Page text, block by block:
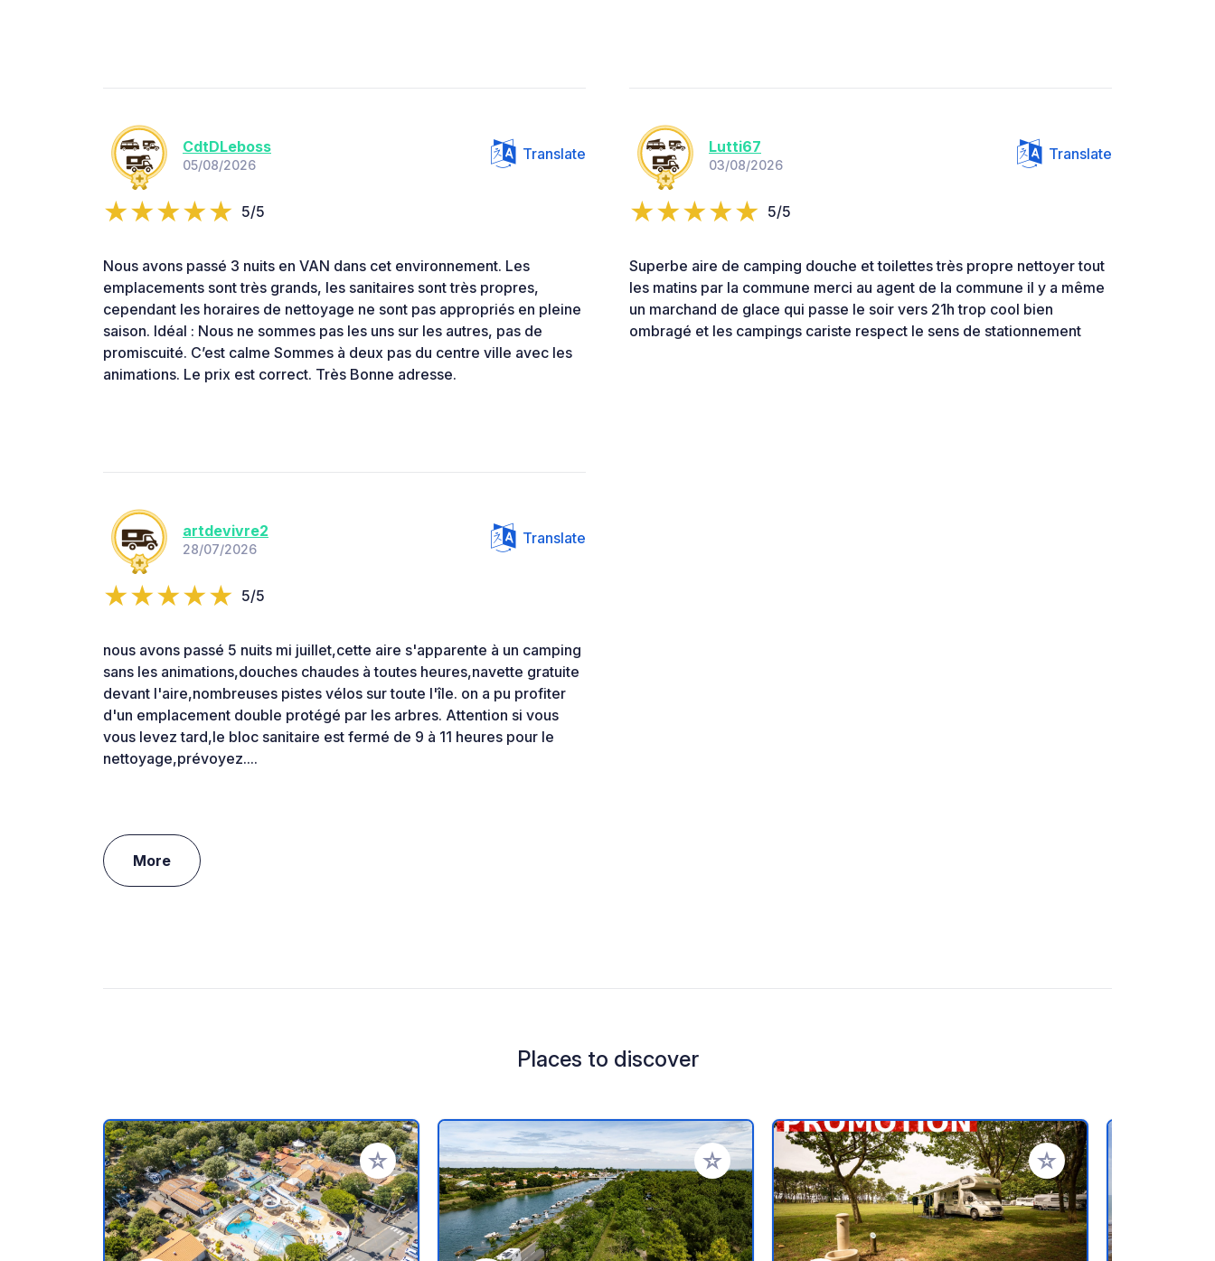
CdtDLeboss
05/08/2026
Translate
5/5
Nous avons passé 3 nuits en VAN dans cet environnement. Les
emplacements sont très grands, les sanitaires sont très propres,
cependant les horaires de nettoyage ne sont pas appropriés en pleine
saison. Idéal : Nous ne sommes pas les uns sur les autres, pas de
promiscuité. C’est calme Sommes à deux pas du centre ville avec les
animations. Le prix est correct. Très Bonne adresse.
Lutti67
03/08/2026
Translate
5/5
Superbe aire de camping douche et toilettes très propre nettoyer tout
les matins par la commune merci au agent de la commune il y a même
un marchand de glace qui passe le soir vers 21h trop cool bien
ombragé et les campings cariste respect le sens de stationnement
artdevivre2
28/07/2026
Translate
5/5
nous avons passé 5 nuits mi juillet,cette aire s'apparente à un camping
sans les animations,douches chaudes à toutes heures,navette gratuite
devant l'aire,nombreuses pistes vélos sur toute l'île. on a pu profiter
d'un emplacement double protégé par les arbres. Attention si vous
vous levez tard,le bloc sanitaire est fermé de 9 à 11 heures pour le
nettoyage,prévoyez....
More
Places to discover
Add to your favorites Add to your favorites Add to your favorites